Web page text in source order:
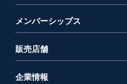
メンバーシップス
販売店舗
企業情報